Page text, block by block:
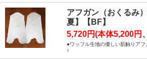
アフガン（おくるみ
夏】【BF】
5,720円(本体5,200円
●ワッフル生地の優しい肌触りア
♪